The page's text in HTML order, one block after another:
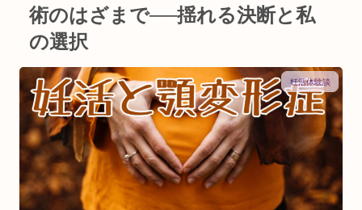
術のはざまで──揺れる決断と私
の選択
妊活体験談